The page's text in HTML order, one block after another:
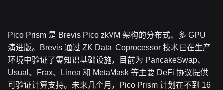
Pico Prism 是 Brevis Pico zkVM 架构的分布式、多 GPU
演进版。Brevis 通过 ZK Data Coprocessor 技术已在生产
环境中验证了零知识基础设施，目前为 PancakeSwap、
Usual、Frax、Linea 和 MetaMask 等主要 DeFi 协议提供
可验证计算支持。未来几个月，Pico Prism 计划在不到 16